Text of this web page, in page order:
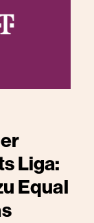
Liga:
Equal